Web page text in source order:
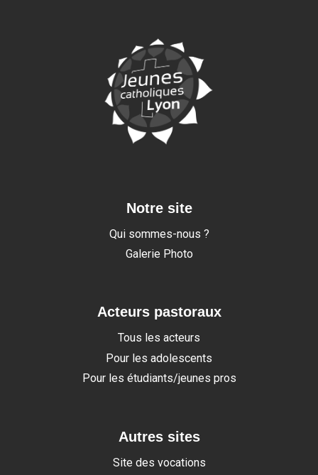
Notre site
Qui sommes-nous ?
Galerie Photo
Acteurs pastoraux
Tous les acteurs
Pour les adolescents
Pour les étudiants/jeunes pros
Autres sites
Site des vocations